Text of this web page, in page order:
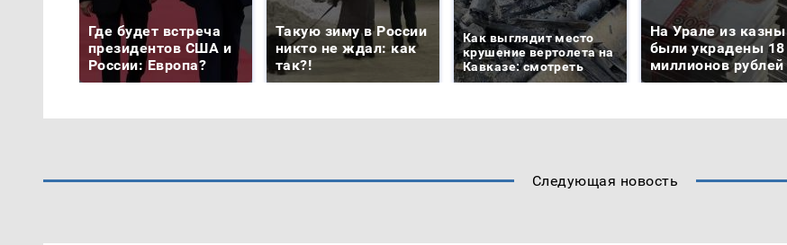
Где будет встреча
президентов США и
России: Европа?
Такую зиму в России
никто не ждал: как
так?!
Как выглядит место
крушение вертолета на
Кавказе: смотреть
На Урале из казны
были украдены 18
миллионов рублей
Следующая новость